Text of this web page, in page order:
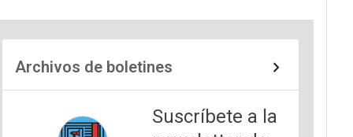
Archivos de boletines
Suscríbete a la